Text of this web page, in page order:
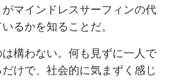
マインドレスサーフィンの代
るかを知ることだ。
構わない。何も見ずに一人で
けで、社会的に気まずく感じ